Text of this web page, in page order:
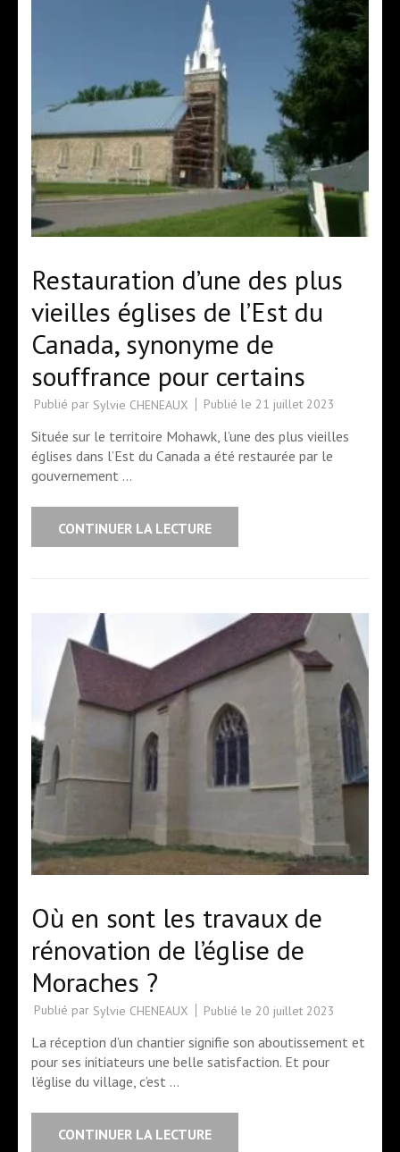
Restauration d’une des plus
vieilles églises de l’Est du
Canada, synonyme de
souffrance pour certains
Publié par Sylvie CHENEAUX Publié le 21 juillet 2023
Située sur le territoire Mohawk, l’une des plus vieilles
églises dans l’Est du Canada a été restaurée par le
gouvernement …
CONTINUER LA LECTURE
Où en sont les travaux de
rénovation de l’église de
Moraches ?
Publié par Sylvie CHENEAUX Publié le 20 juillet 2023
La réception d’un chantier signifie son aboutissement et
pour ses initiateurs une belle satisfaction. Et pour
l’église du village, c’est …
CONTINUER LA LECTURE